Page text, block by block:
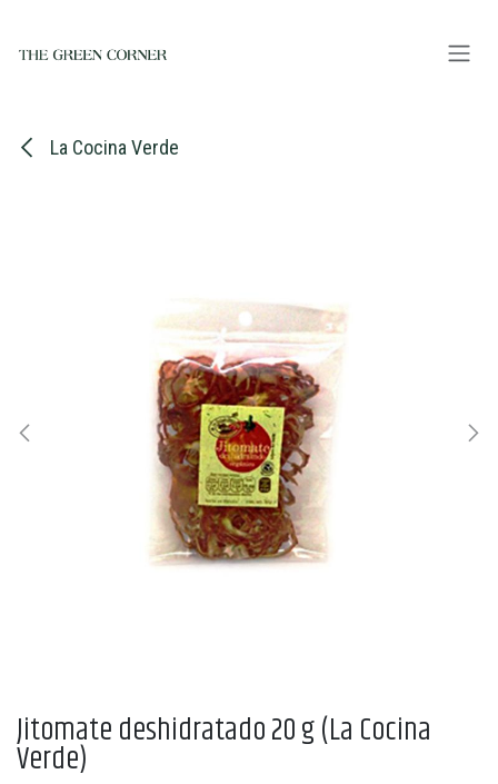
La Cocina Verde
Jitomate deshidratado 20 g (La Cocina
Verde)